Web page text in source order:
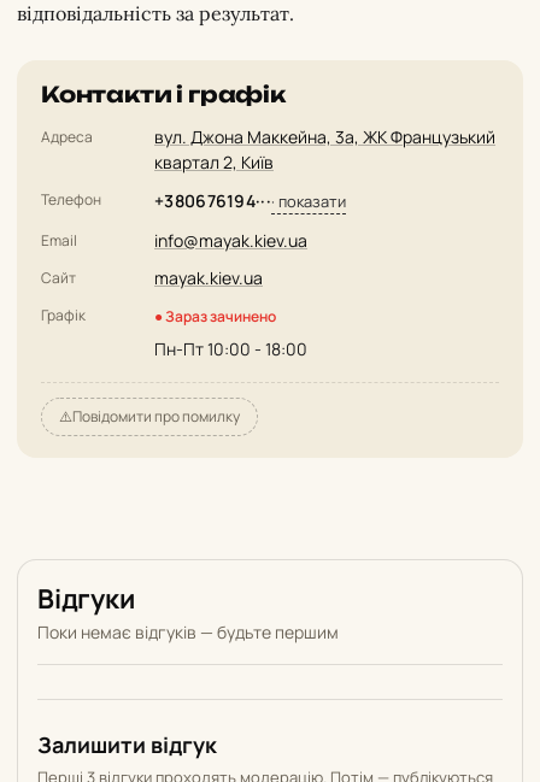
відповідальність за результат.
Контакти і графік
Адреса
вул. Джона Маккейна, 3а, ЖК Французький
квартал 2, Київ
Телефон +380676194···· показати
Email info@mayak.kiev.ua
Сайт mayak.kiev.ua
Графік ● Зараз зачинено
Пн-Пт 10:00 - 18:00
⚠️Повідомити про помилку
Відгуки
Поки немає відгуків — будьте першим
Залишити відгук
Перші 3 відгуки проходять модерацію. Потім — публікуються